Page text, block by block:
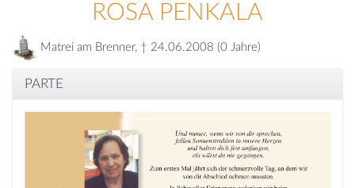
ROSA PENKALA
Matrei am Brenner, † 24.06.2008 (0 Jahre)
PARTE